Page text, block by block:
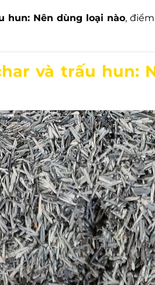
hun: Nên dùng loại nào,
và trấu hun: